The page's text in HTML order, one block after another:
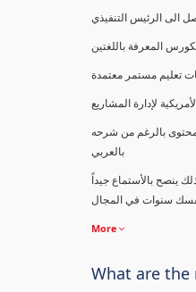
الى الرئيس التنفيذي
المعرفة باللغتين
تعليم مستمر معتمدة
لإدارة المشاريع
بالرغم من شرحه
بالعربي
ينصح بالأستماع جيداً
سنوات في المجال
More
What are